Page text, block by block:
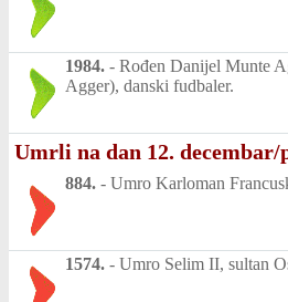
1984. - Rođen Danijel Munte
Agger), danski fudbaler.
Umrli na dan 12. decembar/
884. - Umro Karloman
1574. - Umro Selim II, sultan